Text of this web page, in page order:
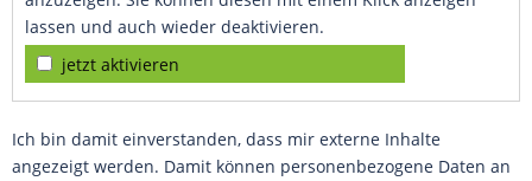
lassen und auch wieder deaktivieren.
jetzt aktivieren
Ich bin damit einverstanden, dass mir externe Inhalte
angezeigt werden. Damit können personenbezogene Daten an